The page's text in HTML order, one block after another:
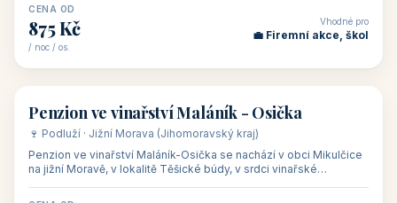
CENA OD
875 Kč
/ noc / os.
Vhodné pro
💼 Firemní akce, škol
🏡 penzion
Penzion ve vinařství Maláník - Osička
🍷 Podluží · Jižní Morava (Jihomoravský kraj)
Penzion ve vinařství Maláník-Osička se nachází v obci Mikulčice
na jižní Moravě, v lokalitě Těšické búdy, v srdci vinařské